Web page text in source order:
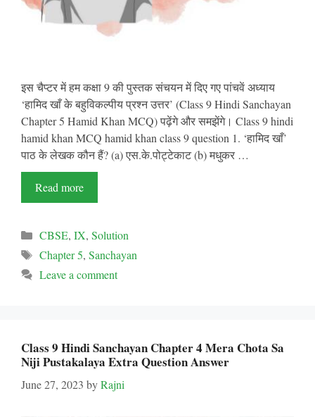
इस चैप्टर में हम कक्षा 9 की पुस्तक संचयन में दिए गए पांचवें अध्याय
‘हामिद खाँ के बहुविकल्पीय प्रश्न उत्तर’ (Class 9 Hindi Sanchayan
Chapter 5 Hamid Khan MCQ) पढ़ेंगे और समझेंगे। Class 9 hindi
hamid khan MCQ hamid khan class 9 question 1. ‘हामिद खाँ’
पाठ के लेखक कौन हैं? (a) एस.के.पोट्टेकाट (b) मधुकर …
Read more
Categories
CBSE, IX, Solution
Tags
Chapter 5, Sanchayan
Leave a comment
Class 9 Hindi Sanchayan Chapter 4 Mera Chota Sa
Niji Pustakalaya Extra Question Answer
June 27, 2023 byRajni